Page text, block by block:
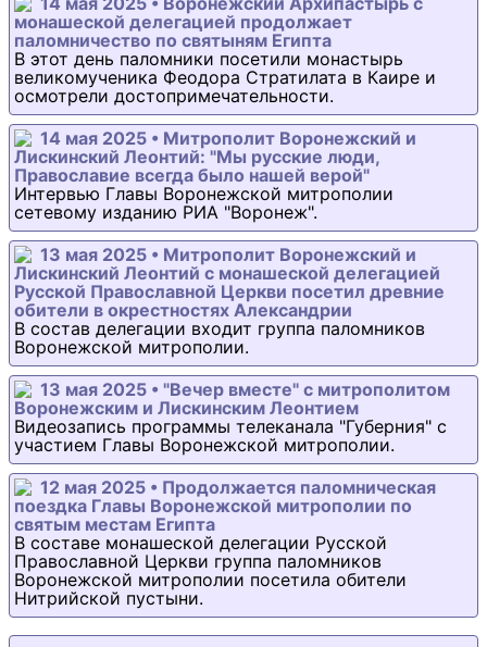
монашеской делегацией продолжает
паломничество по святыням Египта
В этот день паломники посетили монастырь
великомученика Феодора Стратилата в Каире и
осмотрели достопримечательности.
14 мая 2025 • Митрополит Воронежский и
Лискинский Леонтий: "Мы русские люди,
Православие всегда было нашей верой"
Интервью Главы Воронежской митрополии
сетевому изданию РИА "Воронеж".
13 мая 2025 • Митрополит Воронежский и
Лискинский Леонтий с монашеской делегацией
Русской Православной Церкви посетил древние
обители в окрестностях Александрии
В состав делегации входит группа паломников
Воронежской митрополии.
13 мая 2025 • "Вечер вместе" с митрополитом
Воронежским и Лискинским Леонтием
Видеозапись программы телеканала "Губерния" с
участием Главы Воронежской митрополии.
12 мая 2025 • Продолжается паломническая
поездка Главы Воронежской митрополии по
святым местам Египта
В составе монашеской делегации Русской
Православной Церкви группа паломников
Воронежской митрополии посетила обители
Нитрийской пустыни.